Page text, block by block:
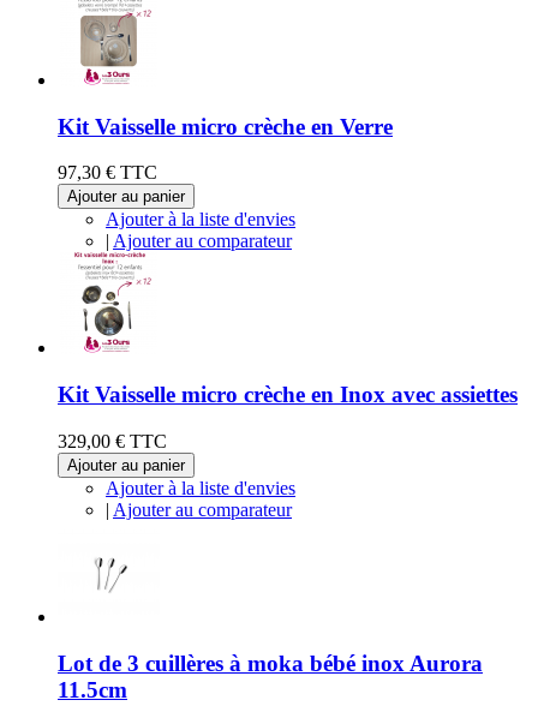
Kit Vaisselle micro crèche en Verre
97,30 € TTC
Ajouter au panier
Ajouter à la liste d'envies
| Ajouter au comparateur
Kit Vaisselle micro crèche en Inox avec assiettes
329,00 € TTC
Ajouter au panier
Ajouter à la liste d'envies
| Ajouter au comparateur
Lot de 3 cuillères à moka bébé inox Aurora
11.5cm